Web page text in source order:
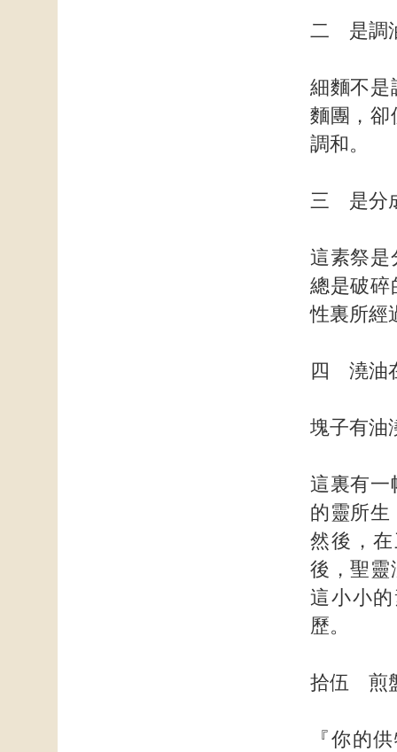
二 是調
細麵不是
麵團，卻
調和。
三 是分
這素祭是
總是破碎
性裏所經
四 澆油
塊子有油
這裏有一
的靈所生
然後，
後，聖靈
這小小
歷。
拾伍 煎
『你的